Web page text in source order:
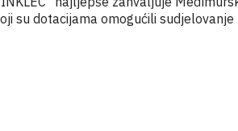
su dotacijama omogućili